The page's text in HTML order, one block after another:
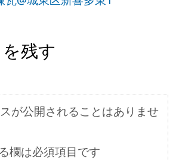
残す
が公開されることはありませ
欄は必須項目です